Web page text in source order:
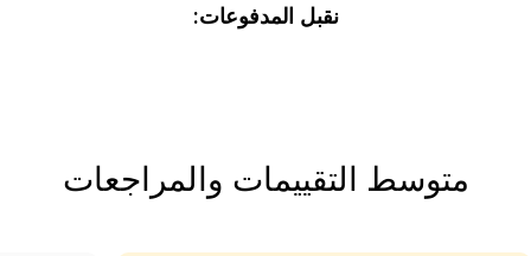
نقبل المدفوعات:
متوسط التقييمات والمراجعات